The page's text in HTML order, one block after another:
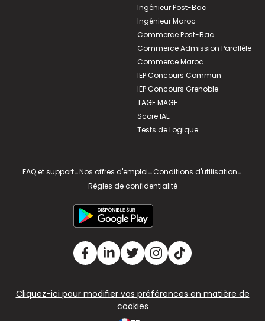
Ingénieur Post-Bac
Ingénieur Maroc
Commerce Post-Bac
Commerce Admission Parallèle
Commerce Maroc
IEP Concours Commun
IEP Concours Grenoble
TAGE MAGE
Score IAE
Tests de Logique
FAQ et support-Nos offres d'emploi-Conditions d'utilisation-
Règles de confidentialité
Cliquez-ici pour modifier vos préférences en matière de
cookies